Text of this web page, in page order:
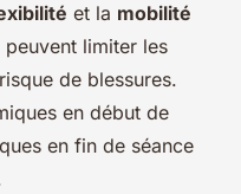
et la mobilité
limiter les
de blessures.
en début de
en fin de séance